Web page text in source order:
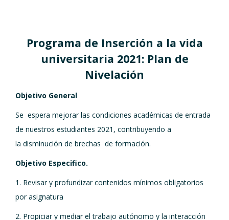
Programa de Inserción a la vida
universitaria 2021: Plan de
Nivelación
Objetivo General
Se espera mejorar las condiciones académicas de entrada
de nuestros estudiantes 2021, contribuyendo a
la disminución de brechas de formación.
Objetivo Especifico.
1. Revisar y profundizar contenidos mínimos obligatorios
por asignatura
2. Propiciar y mediar el trabajo autónomo y la interacción